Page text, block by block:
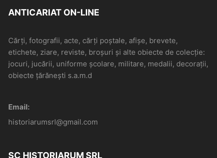
ANTICARIAT ON-LINE
Cărți, fotografii, acte, cărți poștale, afișe, brevete,
etichete, ziare, reviste, broșuri și alte obiecte de colecție:
jocuri, jucării, uniforme școlare, militare, medalii, decorații,
obiecte țărănești s.a.m.d
Email:
historiarumsrl@gmail.com
SC HISTORIARUM SRL